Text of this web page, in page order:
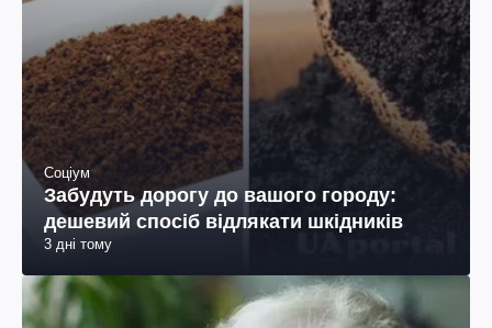
Соціум
Забудуть дорогу до вашого городу:
дешевий спосіб відлякати шкідників
3 дні тому